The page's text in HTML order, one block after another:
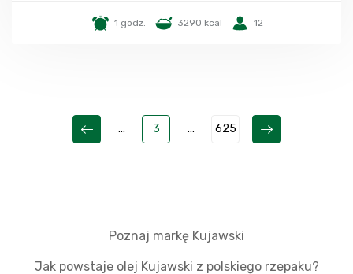
1 godz. 3290 kcal 12
... 3 ... 625
Poznaj markę Kujawski
Jak powstaje olej Kujawski z polskiego rzepaku?